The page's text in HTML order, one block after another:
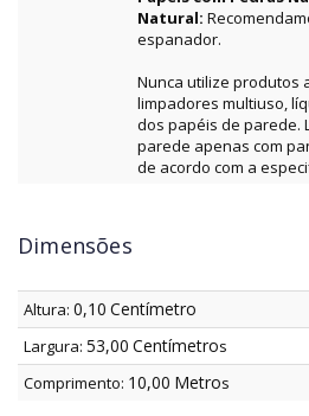
Natural:
espanador.
Nunca utilize produtos
limpadores multiuso,
dos papéis de parede.
parede apenas com
de acordo com a
Dimensões
Altura: 0,10 Centímetro
Largura: 53,00 Centímetros
Comprimento: 10,00 Metros